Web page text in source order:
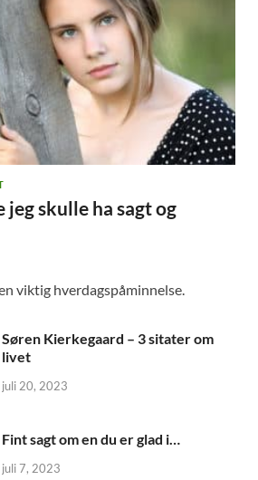
jeg skulle ha sagt og
viktig hverdagspåminnelse.
Søren Kierkegaard – 3 sitater om
livet
juli 20, 2023
Fint sagt om en du er glad i…
juli 7, 2023